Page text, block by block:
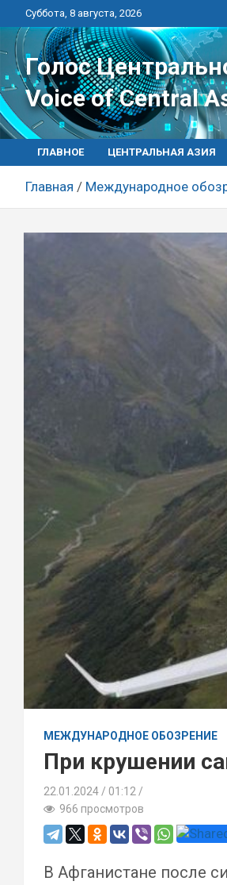
Перейти
к
контенту
Суббота, 8 августа, 2026
Голос
Voice of Central
ГЛАВНОЕ ЦЕНТРАЛЬНАЯ АЗИЯ
Главная Международное
МЕЖДУНАРОДНОЕ ОБОЗРЕНИЕ
При крушении
22.01.2024
01:12 /
966 просмотров
В Афганистане после